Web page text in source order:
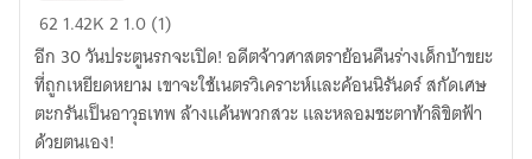
หลอม
ชะตา
ท้า
ลิขิต
ฟ้า:
62 1.42K2 1.0 (1)
อีก 30 วันประตูนรกจะเปิด! อดีตจ้าวศาสตราย้อนคืนร่างเด็กบ้าขยะ
ที่ถูกเหยียดหยาม เขาจะใช้เนตรวิเคราะห์และค้อนนิรันดร์ สกัดเศษ
ตะกรันเป็นอาวุธเทพ ล้างแค้นพวกสวะ และหลอมชะตาท้าลิขิตฟ้า
ด้วยตนเอง!